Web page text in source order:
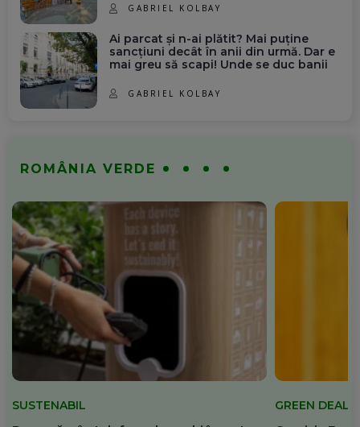
GABRIEL KOLBAY
Ai parcat și n-ai plătit? Mai puține
sancțiuni decât în anii din urmă. Dar e
mai greu să scapi! Unde se duc banii
GABRIEL KOLBAY
ROMÂNIA VERDE
SUSTENABIL GREEN DEAL